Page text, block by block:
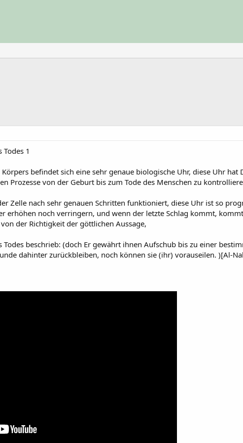
1
befindet sich eine sehr genaue biologische Uhr, diese Uhr
Prozesse von der Geburt bis zum Tode des Menschen zu
Zelle nach sehr genauen Schritten funktioniert, diese Uhr ist so
erhöhen noch verringern, und wenn der letzte Schlag kommt,
der Richtigkeit der göttlichen Aussage,
Todes beschrieb: (doch Er gewährt ihnen Aufschub bis zu einer
dahinter zurückbleiben, noch können sie (ihr) vorauseilen. )[Al-